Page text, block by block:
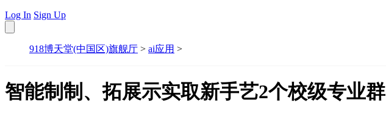
Log In Sign Up
918博天堂(中国区)旗舰厅 > ai应用 >
智能制制、拓展示实取新手艺2个校级专业群